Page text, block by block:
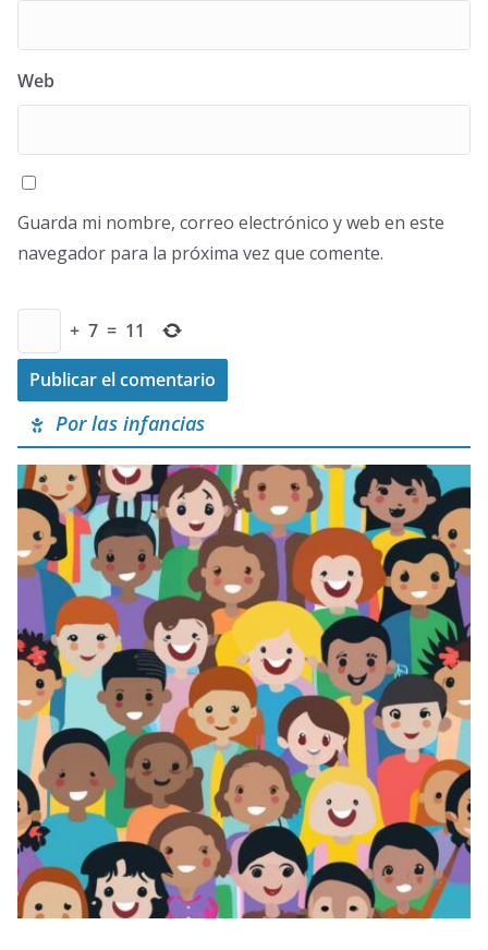
Web
Guarda mi nombre, correo electrónico y web en este
navegador para la próxima vez que comente.
+ 7 = 11
Por las infancias